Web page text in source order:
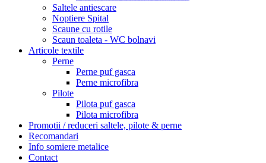
Saltele antiescare
Noptiere Spital
Scaune cu rotile
Scaun toaleta - WC bolnavi
Articole textile
Perne
Perne puf gasca
Perne microfibra
Pilote
Pilota puf gasca
Pilota microfibra
Promotii / reduceri saltele, pilote & perne
Recomandari
Info somiere metalice
Contact